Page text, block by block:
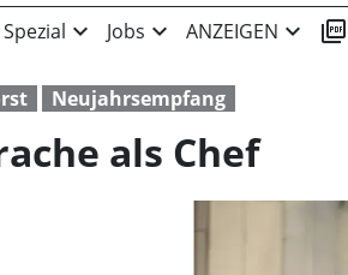
expand_more Jobs expand_more ANZEIGEN expand_more picture_as_pdf
Neujahrsempfang
als Chef